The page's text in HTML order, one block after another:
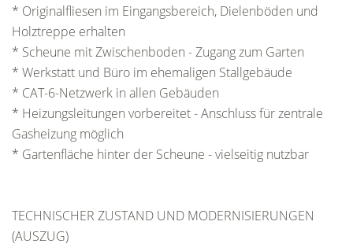
* Originalfliesen im Eingangsbereich, Dielenböden und
Holztreppe erhalten
* Scheune mit Zwischenboden - Zugang zum Garten
* Werkstatt und Büro im ehemaligen Stallgebäude
* CAT-6-Netzwerk in allen Gebäuden
* Heizungsleitungen vorbereitet - Anschluss für zentrale
Gasheizung möglich
* Gartenfläche hinter der Scheune - vielseitig nutzbar
TECHNISCHER ZUSTAND UND MODERNISIERUNGEN
(AUSZUG)